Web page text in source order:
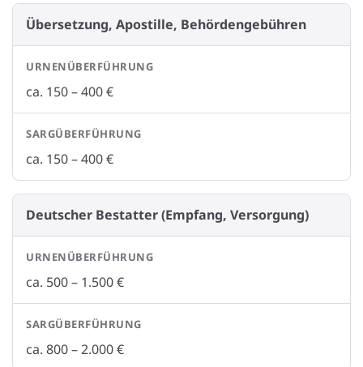
Übersetzung, Apostille, Behördengebühren
ca. 150 – 400 €
ca. 150 – 400 €
Deutscher Bestatter (Empfang, Versorgung)
ca. 500 – 1.500 €
ca. 800 – 2.000 €